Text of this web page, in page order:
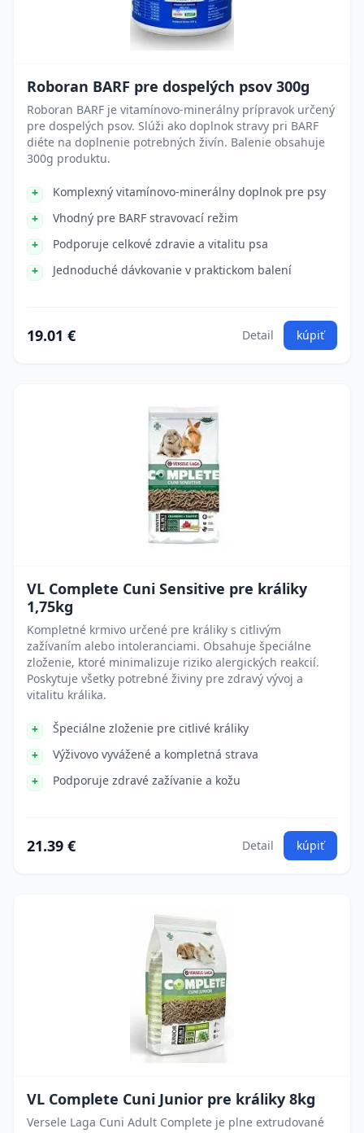
Roboran BARF pre dospelých psov 300g
Roboran BARF je vitamínovo-minerálny prípravok určený
pre dospelých psov. Slúži ako doplnok stravy pri BARF
diéte na doplnenie potrebných živín. Balenie obsahuje
300g produktu.
Komplexný vitamínovo-minerálny doplnok pre psy
Vhodný pre BARF stravovací režim
Podporuje celkové zdravie a vitalitu psa
Jednoduché dávkovanie v praktickom balení
19.01 € Detail kúpiť
VL Complete Cuni Sensitive pre králiky
1,75kg
Kompletné krmivo určené pre králiky s citlivým
zažívaním alebo intoleranciami. Obsahuje špeciálne
zloženie, ktoré minimalizuje riziko alergických reakcií.
Poskytuje všetky potrebné živiny pre zdravý vývoj a
vitalitu králika.
Špeciálne zloženie pre citlivé králiky
Výživovo vyvážené a kompletná strava
Podporuje zdravé zažívanie a kožu
21.39 € Detail kúpiť
VL Complete Cuni Junior pre králiky 8kg
Versele Laga Cuni Adult Complete je plne extrudované